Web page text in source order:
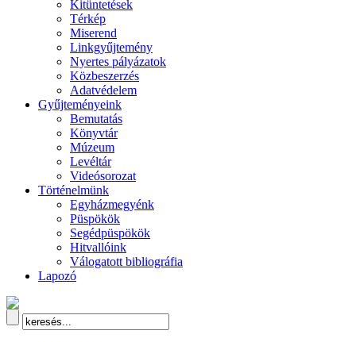
Kitüntetések
Térkép
Miserend
Linkgyűjtemény
Nyertes pályázatok
Közbeszerzés
Adatvédelem
Gyűjteményeink
Bemutatás
Könyvtár
Múzeum
Levéltár
Videósorozat
Történelmünk
Egyházmegyénk
Püspökök
Segédpüspökök
Hitvallóink
Válogatott bibliográfia
Lapozó